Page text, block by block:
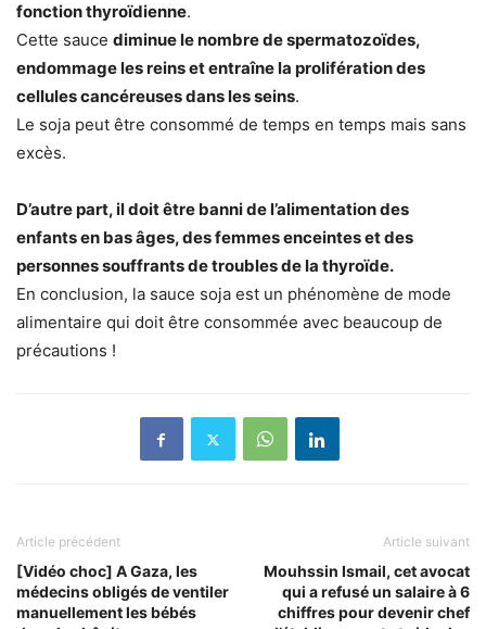
fonction thyroïdienne.
Cette sauce diminue le nombre de spermatozoïdes,
endommage les reins et entraîne la prolifération des
cellules cancéreuses dans les seins.
Le soja peut être consommé de temps en temps mais sans
excès.
D’autre part, il doit être banni de l’alimentation des
enfants en bas âges, des femmes enceintes et des
personnes souffrants de troubles de la thyroïde.
En conclusion, la sauce soja est un phénomène de mode
alimentaire qui doit être consommée avec beaucoup de
précautions !
Article précédent
[Vidéo choc] A Gaza, les
médecins obligés de ventiler
manuellement les bébés
Article suivant
Mouhssin Ismail, cet avocat
qui a refusé un salaire à 6
chiffres pour devenir chef